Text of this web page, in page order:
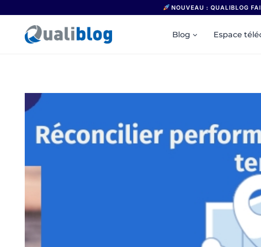
au
contenu
NOUVEAU : QUALIBLOG
Blog Espace